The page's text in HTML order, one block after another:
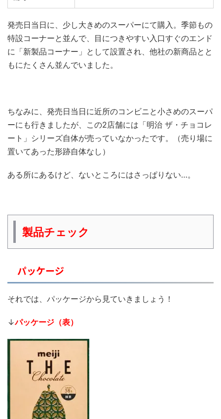
発売日当日に、少し大きめのスーパーにて購入。季節もの
特設コーナーと並んで、目につきやすい入口すぐのエンド
に「新製品コーナー」として設置され、他社の新商品とと
もにたくさん並んでいました。
ちなみに、発売日当日に近所のコンビニと小さめのスーパ
ーにも行きましたが、この2店舗には「明治 ザ・チョコレ
ート」シリーズ自体が売っていなかったです。（売り場に
置いてあった形跡自体なし）
ある所にあるけど、ないところにはさっぱりない…。
製品チェック
パッケージ
それでは、パッケージから見ていきましょう！
↓パッケージ（表）